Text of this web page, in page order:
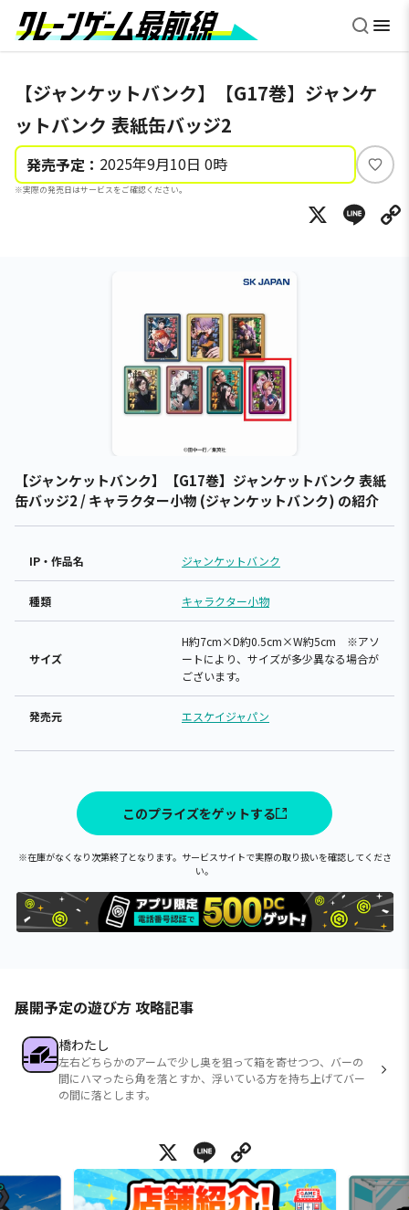
【ジャンケットバンク】【G17巻】ジャンケ
ットバンク 表紙缶バッジ2
発売予定： 2025年9月10日 0時
※実際の発売日はサービスをご確認ください。
い
ね
X
【ジャンケットバンク】【G17巻】ジャンケットバンク 表紙
缶バッジ2 / キャラクター小物 (ジャンケットバンク) の紹介
IP・作品名 ジャンケットバンク
種類 キャラクター小物
サイズ
H約7cm×D約0.5cm×W約5cm ※アソ
ートにより、サイズが多少異なる場合が
ございます。
発売元 エスケイジャパン
このプライズをゲットする
※在庫がなくなり次第終了となります。サービスサイトで実際の取り扱いを確認してくださ
い。
展開予定の遊び方 攻略記事
橋わたし
左右どちらかのアームで少し奥を狙って箱を寄せつつ、バーの
間にハマったら角を落とすか、浮いている方を持ち上げてバー
の間に落とします。
X Line